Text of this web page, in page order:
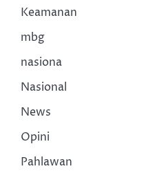
Keamanan
mbg
nasiona
Nasional
News
Opini
Pahlawan